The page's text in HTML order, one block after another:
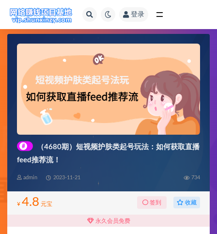
登录
#
（4680期）短视频护肤类起号玩法：如何获取直播
feed推荐流！
admin 2023-11-21 734
¥ 4.8 元宝 签到 收藏
永久会员免费